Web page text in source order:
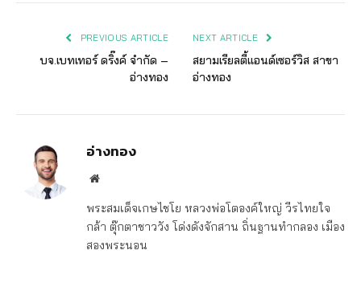
PREVIOUS ARTICLE
บจ.เบทเทอร์ ดริ๊งค์ จำกัด –
อ่างทอง
NEXT ARTICLE
สยามเรียลตี้แอนด์เซอร์วิส สาขา
อ่างทอง
อ่างทอง
Website
พระสมเด็จเกษไชโย หลวงพ่อโตองค์ใหญ่ วีรไทยใจ
กล้า ตุ๊กตาชาววัง โด่งดังจักสาน ถิ่นฐานทำกลอง เมือง
สองพระนอน